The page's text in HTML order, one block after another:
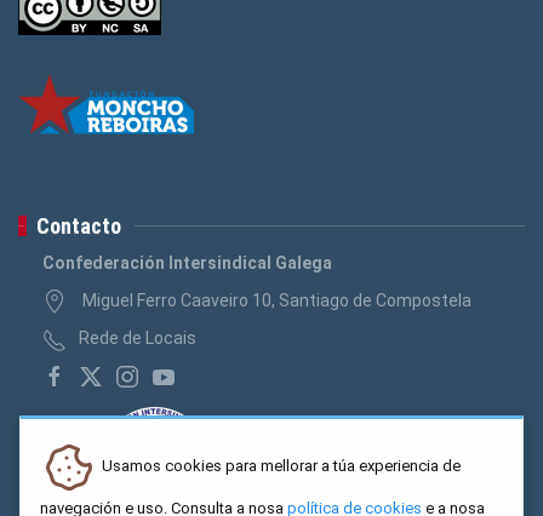
Contacto
Confederación Intersindical Galega
Miguel Ferro Caaveiro 10, Santiago de Compostela
Rede de Locais
Usamos cookies para mellorar a túa experiencia de
navegación e uso. Consulta a nosa política de cookies e a nosa